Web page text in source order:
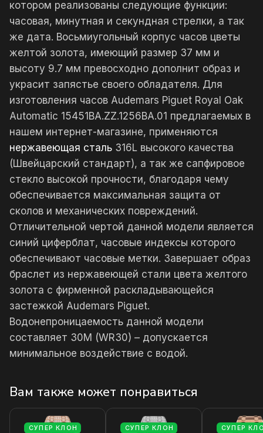
котором реализованы следующие функции:
часовая, минутная и секундная стрелки, а так
же дата. Восьмиугольный корпус часов цветы
желтой золота, имеющий размер 37 мм и
высоту 9.7 мм превосходно дополнит образ и
украсит запястье своего обладателя. Для
изготовления часов Audemars Piguet Royal Oak
Automatic 15451BA.ZZ.1256BA.01 предлагаемых в
нашем интернет-магазине, применяются
нержавеющая сталь 316L высокого качества
(Швейцарский стандарт), а так же сапфировое
стекло высокой прочности, благодаря чему
обеспечивается максимальная защита от
сколов и механических повреждений.
Отличительной чертой данной модели является
синий циферблат, часовые индексы которого
обеспечивают часовые метки. Завершает образ
браслет из нержавеющей стали цвета желтого
золота с фирменной раскладывающейся
застежкой Audemars Piguet.
Водонепроницаемость данной модели
составляет 30М (WR30) – допускается
минимальное воздействие с водой.
Вам также может понравиться
СУПЕР КЛОН СУПЕР КЛОН
СУПЕР